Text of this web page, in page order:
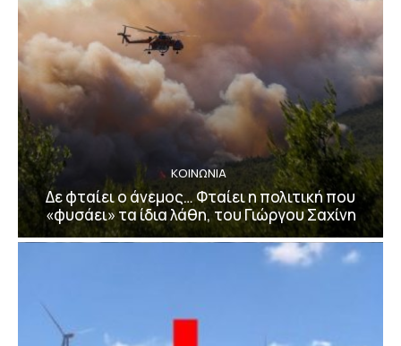
ΚΟΙΝΩΝΙΑ
Δε φταίει ο άνεμος… Φταίει η πολιτική που
«φυσάει» τα ίδια λάθη, του Γιώργου Σαχίνη